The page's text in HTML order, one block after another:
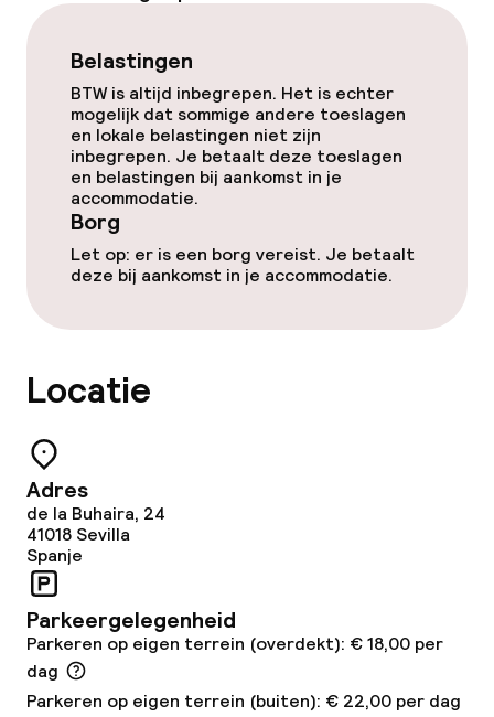
Eet- en drinkgelegenheden
Restaurant
Bar
Eet- en drinkdiensten
Ontbijtbuffet
Schoonmaakvoorzieningen
Wasservice
Zakelijke faciliteiten
Conferentieruimte
Vergaderruimte
Belastingen
BTW is altijd inbegrepen. Het is echter
mogelijk dat sommige andere toeslagen
en lokale belastingen niet zijn
inbegrepen. Je betaalt deze toeslagen
en belastingen bij aankomst in je
accommodatie.
Borg
Let op: er is een borg vereist. Je betaalt
deze bij aankomst in je accommodatie.
Locatie
Adres
de la Buhaira, 24
41018 Sevilla
Spanje
Parkeergelegenheid
Parkeren op eigen terrein (overdekt): € 18,00 per
dag
Parkeren op eigen terrein (buiten): € 22,00 per dag